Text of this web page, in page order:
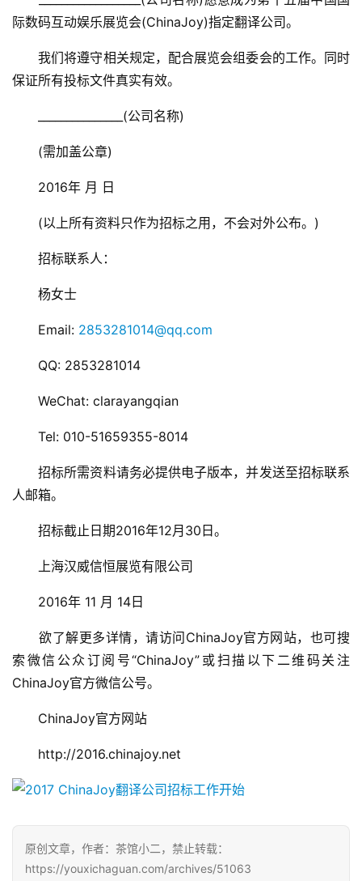
游
休
月
日
游
对
接
会
中
际数码互动娱乐展览会(ChinaJoy)指定翻译公司。
我们将遵守相关规定，配合展览会组委会的工作。同时
保证所有投标文件真实有效。
_______________(公司名称)
(需加盖公章)
2016年 月 日
(以上所有资料只作为招标之用，不会对外公布。)
招标联系人：
杨女士
Email: 2853281014@qq.com
QQ: 2853281014
WeChat: clarayangqian
Tel: 010-51659355-8014
招标所需资料请务必提供电子版本，并发送至招标联系
人邮箱。
招标截止日期2016年12月30日。
上海汉威信恒展览有限公司
2016年 11 月 14日
欲了解更多详情，请访问ChinaJoy官方网站，也可搜
索微信公众订阅号“ChinaJoy”或扫描以下二维码关注
ChinaJoy官方微信公号。
ChinaJoy官方网站
http://2016.chinajoy.net
原创文章，作者：茶馆小二，禁止转载：
https://youxichaguan.com/archives/51063